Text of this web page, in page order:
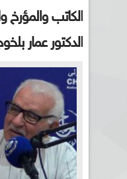
الكاتب والمؤرخ
الدكتور عمار